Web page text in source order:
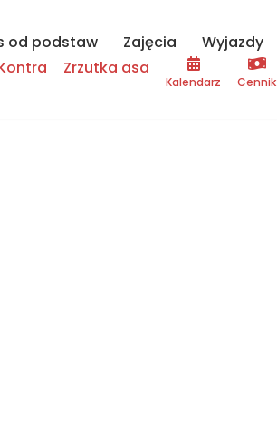
od podstaw Zajęcia Wyjazdy
Zrzutka asa
Kalendarz Cennik